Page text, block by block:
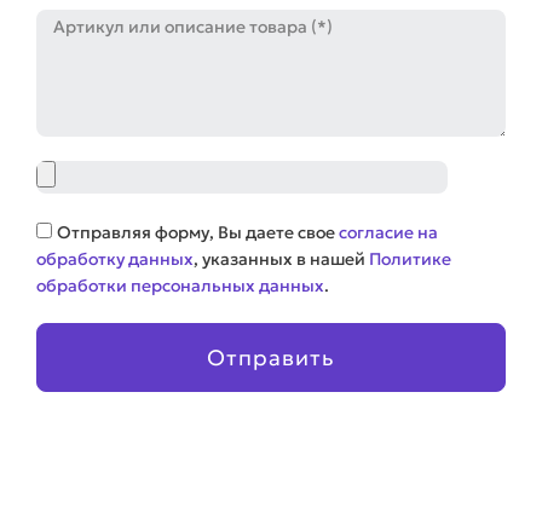
Артикул
Файл
Соглашение
Отправляя форму, Вы даете своесогласие на
обработку данных, указанных в нашей Политике
обработки персональных данных.
Отправить